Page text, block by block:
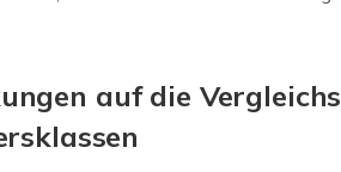
auf die